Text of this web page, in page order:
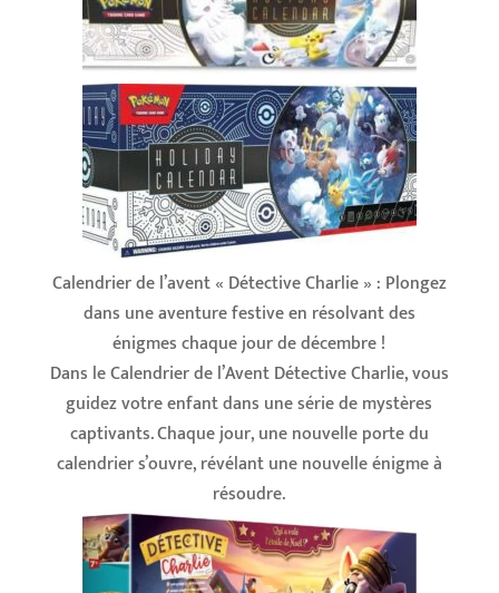
Calendrier de l’avent « Détective Charlie » : Plongez
dans une aventure festive en résolvant des
énigmes chaque jour de décembre !
Dans le Calendrier de l’Avent Détective Charlie, vous
guidez votre enfant dans une série de mystères
captivants. Chaque jour, une nouvelle porte du
calendrier s’ouvre, révélant une nouvelle énigme à
résoudre.